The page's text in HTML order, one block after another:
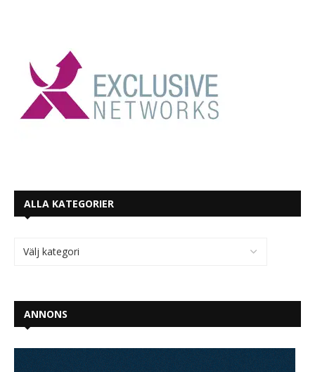
ALLA KATEGORIER
ANNONS